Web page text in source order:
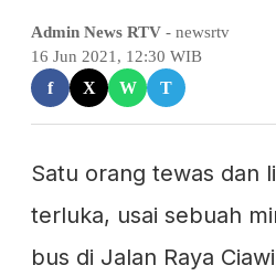
Admin News RTV - newsrtv
16 Jun 2021, 12:30 WIB
f X W T
Satu orang tewas dan
terluka, usai sebuah
bus di Jalan Raya